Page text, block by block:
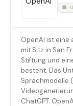
🏢
OpenAI ist eine
mit Sitz in San
Stiftung und
besteht. Das
Sprachmodelle
ChatGPT.